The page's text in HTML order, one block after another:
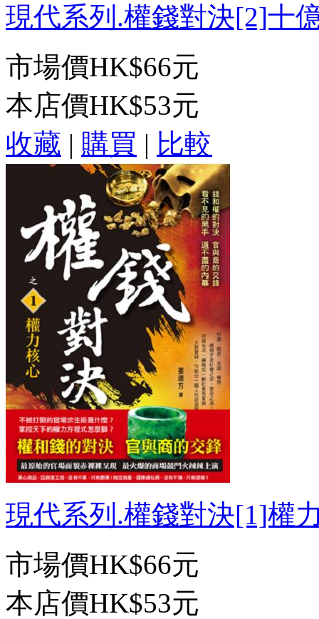
現代系列.權錢對決[2]十
市場價HK$66元
本店價HK$53元
收藏 | 購買 | 比較
現代系列.權錢對決[1]權
市場價HK$66元
本店價HK$53元